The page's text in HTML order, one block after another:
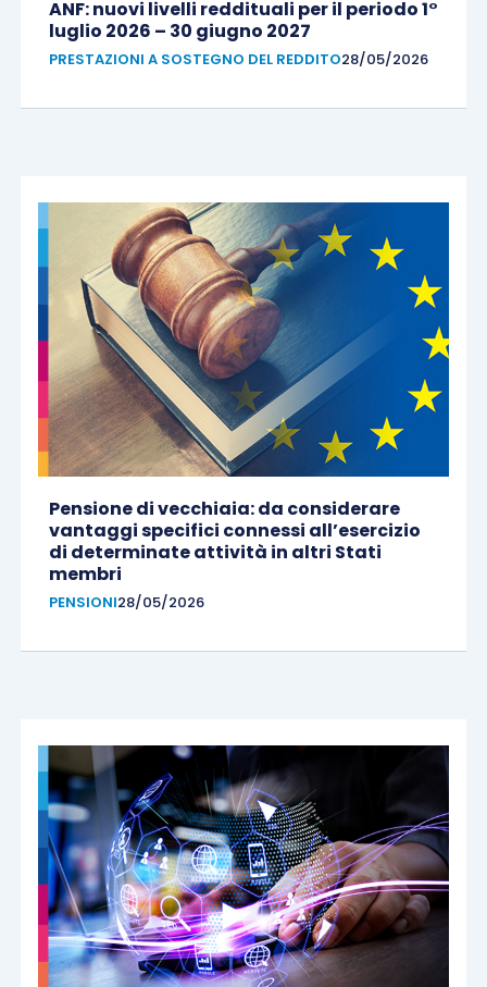
ANF: nuovi livelli reddituali per il periodo 1°
luglio 2026 – 30 giugno 2027
PRESTAZIONI A SOSTEGNO DEL REDDITO28/05/2026
Pensione di vecchiaia: da considerare
vantaggi specifici connessi all’esercizio
di determinate attività in altri Stati
membri
PENSIONI28/05/2026